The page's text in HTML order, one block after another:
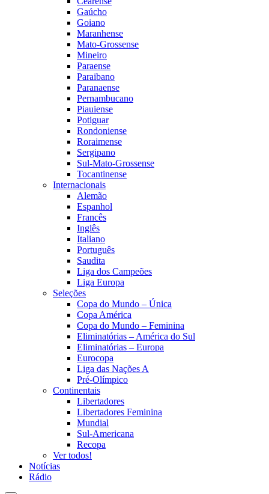
Gaúcho
Goiano
Maranhense
Mato-Grossense
Mineiro
Paraense
Paraibano
Paranaense
Pernambucano
Piauiense
Potiguar
Rondoniense
Roraimense
Sergipano
Sul-Mato-Grossense
Tocantinense
Internacionais
Alemão
Espanhol
Francês
Inglês
Italiano
Português
Saudita
Liga dos Campeões
Liga Europa
Seleções
Copa do Mundo – Única
Copa América
Copa do Mundo – Feminina
Eliminatórias – América do Sul
Eliminatórias – Europa
Eurocopa
Liga das Nações A
Pré-Olímpico
Continentais
Libertadores
Libertadores Feminina
Mundial
Sul-Americana
Recopa
Ver todos!
Notícias
Rádio